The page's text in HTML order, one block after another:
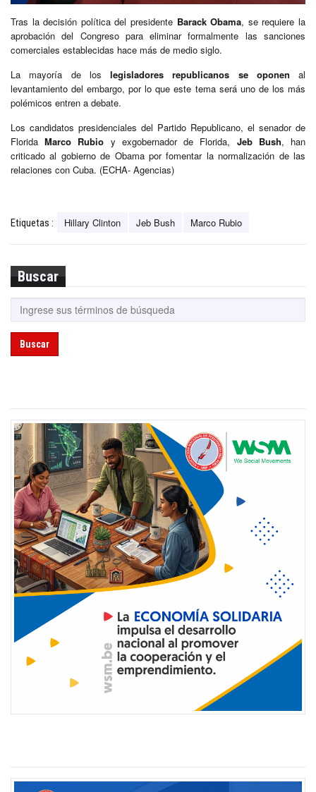
Tras la decisión política del presidente Barack Obama, se requiere la
aprobación del Congreso para eliminar formalmente las sanciones
comerciales establecidas hace más de medio siglo.
La mayoría de los legisladores republicanos se oponen al
levantamiento del embargo, por lo que este tema será uno de los más
polémicos entren a debate.
Los candidatos presidenciales del Partido Republicano, el senador de
FloridaMarco Rubio y exgobernador de Florida, Jeb Bush, han
criticado al gobierno de Obama por fomentar la normalización de las
relaciones con Cuba. (ECHA- Agencias)
Etiquetas : Hillary Clinton Jeb Bush Marco Rubio
Buscar
Buscar